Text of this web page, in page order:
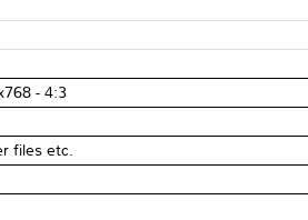
- 4:3
files etc.